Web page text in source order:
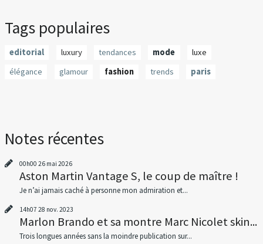
Tags populaires
editorial luxury tendances mode
luxe
élégance
glamour fashion trends paris
Notes récentes
00h00 26 mai 2026
Aston Martin Vantage S, le coup de maître !
Je n’ai jamais caché à personne mon admiration et...
14h07 28 nov. 2023
Marlon Brando et sa montre Marc Nicolet skin...
Trois longues années sans la moindre publication sur...